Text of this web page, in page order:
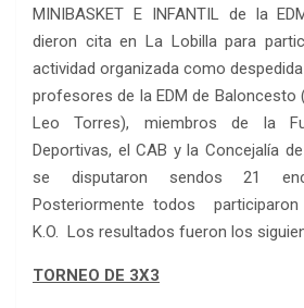
MINIBASKET E INFANTIL de la
dieron cita en La Lobilla para
actividad organizada como
profesores de la EDM de Baloncesto
Leo Torres), miembros de la
Deportivas, el CAB y la Concejalía
se disputaron sendos 21
Posteriormente todos
K.O. Los resultados fueron los
TORNEO DE 3X3